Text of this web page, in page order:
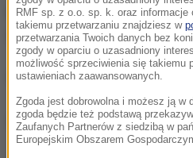
morza przypominamy o
Stepnicę.
(mal)
Dalsza część artykułu pod
RMF sp. z o.o. sp. k. oraz
takiemu przetwarzaniu znajdziesz w
przetwarzania Twoich danych bez
zgody w oparciu o uzasadniony interes
możliwość sprzeciwienia się takiemu
ustawieniach zaawansowanych.
Zgoda jest dobrowolna i możesz ją w
zgoda będzie też podstawą
Zaufanych Partnerów z siedzibą w
Europejskim Obszarem